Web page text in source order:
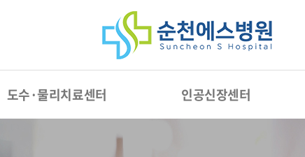
도수·물리치료센터 인공신장센터